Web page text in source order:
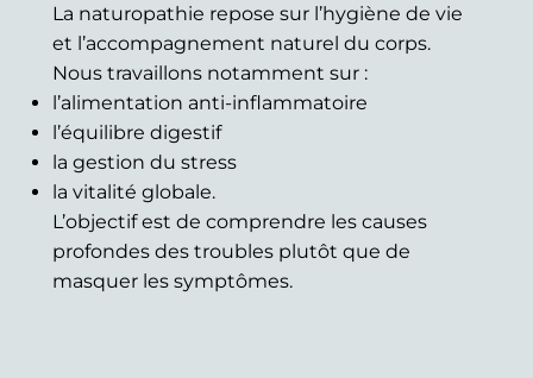
La naturopathie repose sur l’hygiène de vie
et l’accompagnement naturel du corps.
Nous travaillons notamment sur :
l’alimentation anti-inflammatoire
l’équilibre digestif
la gestion du stress
la vitalité globale.
L’objectif est de comprendre les causes
profondes des troubles plutôt que de
masquer les symptômes.